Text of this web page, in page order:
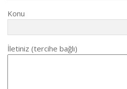
Konu
İletiniz (tercihe bağlı)